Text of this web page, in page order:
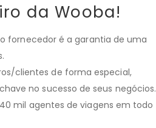
da Wooba!
fornecedor é a garantia de uma
clientes de forma especial,
no sucesso de seus negócios.
mil agentes de viagens em todo